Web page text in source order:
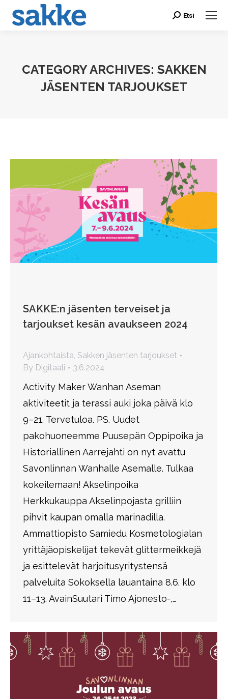
Search:
Etsi
CATEGORY ARCHIVES: SAKKEN
JÄSENTEN TARJOUKSET
SAKKE:n jäsenten terveiset ja
tarjoukset kesän avaukseen 2024
Ajankohtaista Sakken jäsenten tarjoukset
By Digitaali 3.6.2024
Activity Maker Wanhan Aseman
aktiviteetit ja terassi auki joka päivä klo
9–21. Tervetuloa. PS. Uudet
pakohuoneemme Puusepän Oppipoika ja
Historiallinen Aarrejahti on nyt avattu
Savonlinnan Wanhalle Asemalle. Tulkaa
kokeilemaan! Akselinpoika
Herkkukauppa Akselinpojasta grilliin
pihvit kaupan omalla marinadilla.
Ammattiopisto Samiedu Kosmetologialan
yrittäjäopiskelijat tekevät glittermeikkejä
ja esittelevät harjoitusyritystensä
palveluita Sokoksella lauantaina 8.6. klo
11–13. AvainSuutari Timo Ajonesto-,…